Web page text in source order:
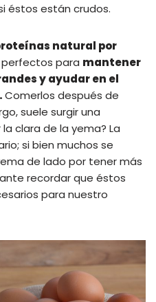
éstos están crudos.
natural por
perfectos para mantener
y ayudar en el
Comerlos después de
suele surgir una
clara de la yema? La
si bien muchos se
de lado por tener más
recordar que éstos
para nuestro